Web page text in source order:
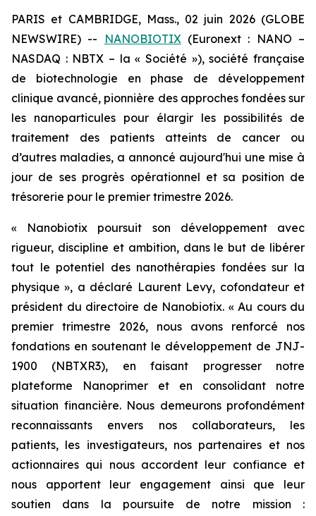
PARIS et CAMBRIDGE, Mass., 02 juin 2026 (GLOBE
NEWSWIRE) --
NANOBIOTIX(Euronext : NANO –
NASDAQ : NBTX – la « Société »), société française
de biotechnologie en phase de développement
clinique avancé, pionnière des approches fondées sur
les nanoparticules pour élargir les possibilités de
traitement des patients atteints de cancer ou
d’autres maladies, a annoncé aujourd'hui une mise à
jour de ses progrès opérationnel et sa position de
trésorerie pour le premier trimestre 2026.
« Nanobiotix poursuit son développement avec
rigueur, discipline et ambition, dans le but de libérer
tout le potentiel des nanothérapies fondées sur la
physique », a déclaré Laurent Levy, cofondateur et
président du directoire de Nanobiotix. « Au cours du
premier trimestre 2026, nous avons renforcé nos
fondations en soutenant le développement de JNJ-
1900 (NBTXR3), en faisant progresser notre
plateforme Nanoprimer et en consolidant notre
situation financière. Nous demeurons profondément
reconnaissants envers nos collaborateurs, les
patients, les investigateurs, nos partenaires et nos
actionnaires qui nous accordent leur confiance et
nous apportent leur engagement ainsi que leur
soutien dans la poursuite de notre mission :